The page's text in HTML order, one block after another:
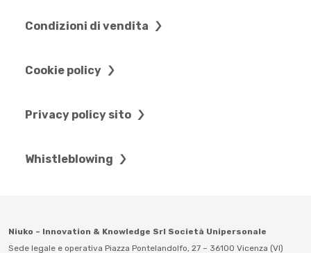
Condizioni di vendita
Cookie policy
Privacy policy sito
Whistleblowing
Niuko – Innovation & Knowledge Srl Società Unipersonale
Sede legale e operativa Piazza Pontelandolfo, 27 – 36100 Vicenza (VI)